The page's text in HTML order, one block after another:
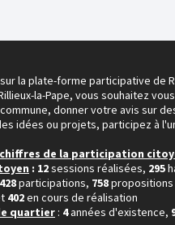
la plate-forme participative de
la-Pape, vous souhaitez
donner votre avis sur
idées ou projets, participez à
de la participation
: 12sessions réalisées, 295
428participations, 758
402en cours de réalisation
quartier : 4années d'existence,